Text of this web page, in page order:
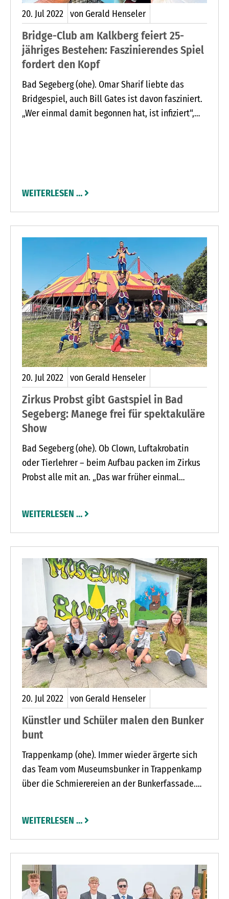
20. Jul2022 von Gerald Henseler
Bridge-Club am Kalkberg feiert 25-
jähriges Bestehen: Faszinierendes Spiel
fordert den Kopf
Bad Segeberg (ohe). Omar Sharif liebte das
Bridgespiel, auch Bill Gates ist davon fasziniert.
„Wer einmal damit begonnen hat, ist infiziert“,
oder in anderen Clubs spielten. „Das Spielen im
Turniermodus war für viele anfangs ungewohnt“,
weiß die heutige Vorsitzende des Clubs, Monika
Saggau. In alten Schriftstücken des Vereins hat
sie das nachgelesen.
WEITERLESEN …
20. Jul2022 von Gerald Henseler
Zirkus Probst gibt Gastspiel in Bad
Segeberg: Manege frei für spektakuläre
Show
Bad Segeberg (ohe). Ob Clown, Luftakrobatin
oder Tierlehrer – beim Aufbau packen im Zirkus
Probst alle mit an. „Das war früher einmal
nicht gern. „Wir sind hier wie ein kleines Dorf und
ich das Mädchen für alles“, sagt sie. Früher hatte
der Zirkus einmal extra Personal für Aufbau und
Umzug. Doch dafür findet Brigitte Probst heute
keine Leute mehr. Die coronabedingte Pause hat
die Situation nochmals verschlechtert.
WEITERLESEN …
20. Jul2022 von Gerald Henseler
Künstler und Schüler malen den Bunker
bunt
Trappenkamp (ohe). Immer wieder ärgerte sich
das Team vom Museumsbunker in Trappenkamp
über die Schmierereien an der Bunkerfassade.
Der Künstler und Schulsozialarbeiter Nico
Andresen hatte die Idee zu dem Projekt
Bunkerbunt. Mit Schülern der fünften, sechsten
und siebten Klasse der Richard-Hallmann-
Schule entwarf er ein Bild. Bunte Schmetterlinge
WEITERLESEN …